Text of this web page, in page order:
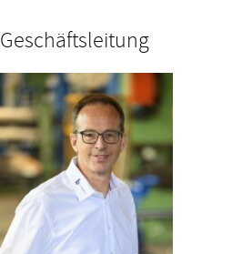
Geschäftsleitung